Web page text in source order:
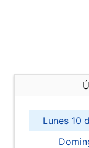
Lunes 10